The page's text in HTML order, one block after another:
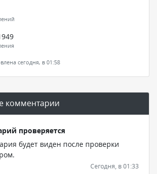
сегодня, в 01:58
комментарии
проверяется
будет виден после проверки
Сегодня, в 01:33